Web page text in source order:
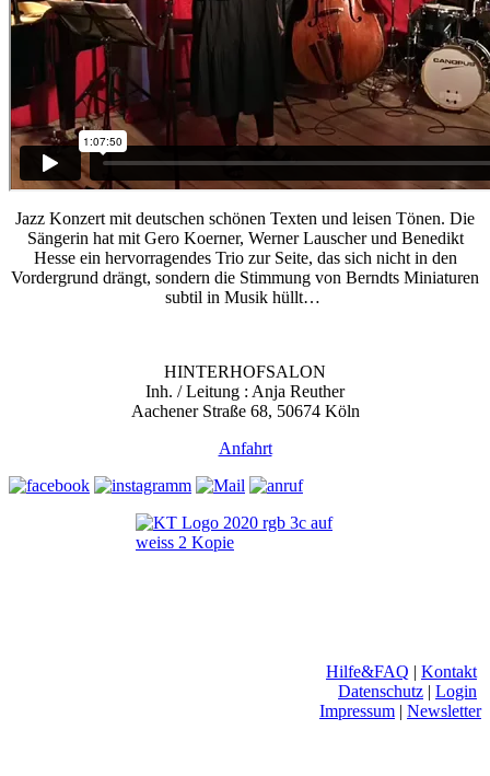
Jazz Konzert mit deutschen schönen Texten und leisen Tönen. Die
Sängerin hat mit Gero Koerner, Werner Lauscher und Benedikt
Hesse ein hervorragendes Trio zur Seite, das sich nicht in den
Vordergrund drängt, sondern die Stimmung von Berndts Miniaturen
subtil in Musik hüllt…
HINTERHOFSALON
Inh. / Leitung : Anja Reuther
Aachener Straße 68, 50674 Köln
Anfahrt
Hilfe&FAQ | Kontakt
Datenschutz | Login
Impressum | Newsletter